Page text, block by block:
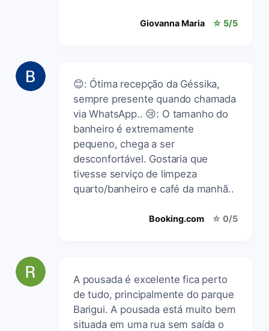
Giovanna Maria ☆ 5/5
😊: Ótima recepção da Géssika,
sempre presente quando chamada
via WhatsApp.. 😢: O tamanho do
banheiro é extremamente
pequeno, chega a ser
desconfortável. Gostaria que
tivesse serviço de limpeza
quarto/banheiro e café da manhã..
Booking.com ☆ 0/5
A pousada é excelente fica perto
de tudo, principalmente do parque
Barigui. A pousada está muito bem
situada em uma rua sem saída o